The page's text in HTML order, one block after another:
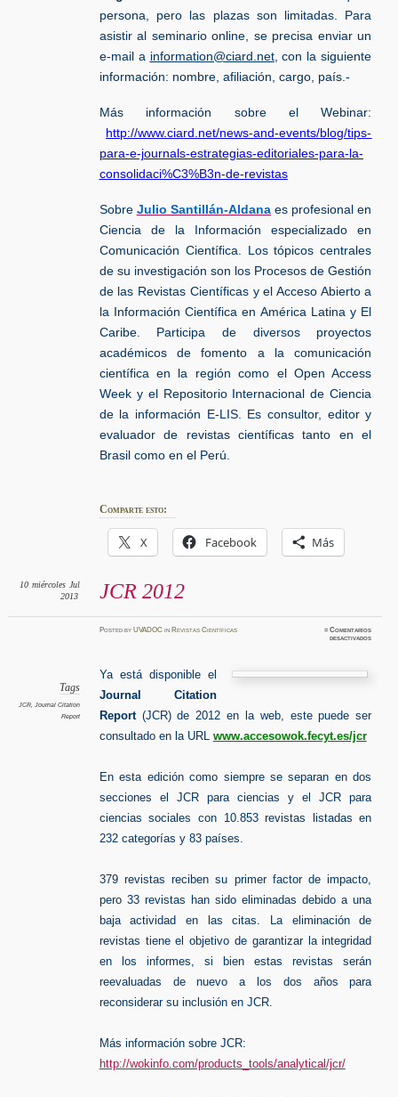
persona, pero las plazas son limitadas. Para
asistir al seminario online, se precisa enviar un
e-mail a information@ciard.net, con la siguiente
información: nombre, afiliación, cargo, país.-
Más información sobre el Webinar:
http://www.ciard.net/news-and-events/blog/tips-
para-e-journals-estrategias-editoriales-para-la-
consolidaci%C3%B3n-de-revistas
Sobre Julio Santillán-Aldanaes profesional en
Ciencia de la Información especializado en
Comunicación Científica. Los tópicos centrales
de su investigación son los Procesos de Gestión
de las Revistas Científicas y el Acceso Abierto a
la Información Científica en América Latina y El
Caribe. Participa de diversos proyectos
académicos de fomento a la comunicación
científica en la región como el Open Access
Week y el Repositorio Internacional de Ciencia
de la información E-LIS. Es consultor, editor y
evaluador de revistas científicas tanto en el
Brasil como en el Perú.
Comparte esto:
X Facebook Más
JCR 2012
10 miércoles Jul
2013
PostedbyUVADOC in Revistas Científicas ≈Comentarios
desactivadosen
Tags
JCR, Journal Citation
Report
Ya está disponible el
Journal Citation
Report(JCR) de 2012 en la web, este puede ser
consultado en la URL www.accesowok.fecyt.es/jcr
En esta edición como siempre se separan en dos
secciones el JCR para ciencias y el JCR para
ciencias sociales con 10.853 revistas listadas en
232 categorías y 83 países.
379 revistas reciben su primer factor de impacto,
pero 33 revistas han sido eliminadas debido a una
baja actividad en las citas. La eliminación de
revistas tiene el objetivo de garantizar la integridad
en los informes, si bien estas revistas serán
reevaluadas de nuevo a los dos años para
reconsiderar su inclusión en JCR.
Más información sobre JCR:
http://wokinfo.com/products_tools/analytical/jcr/